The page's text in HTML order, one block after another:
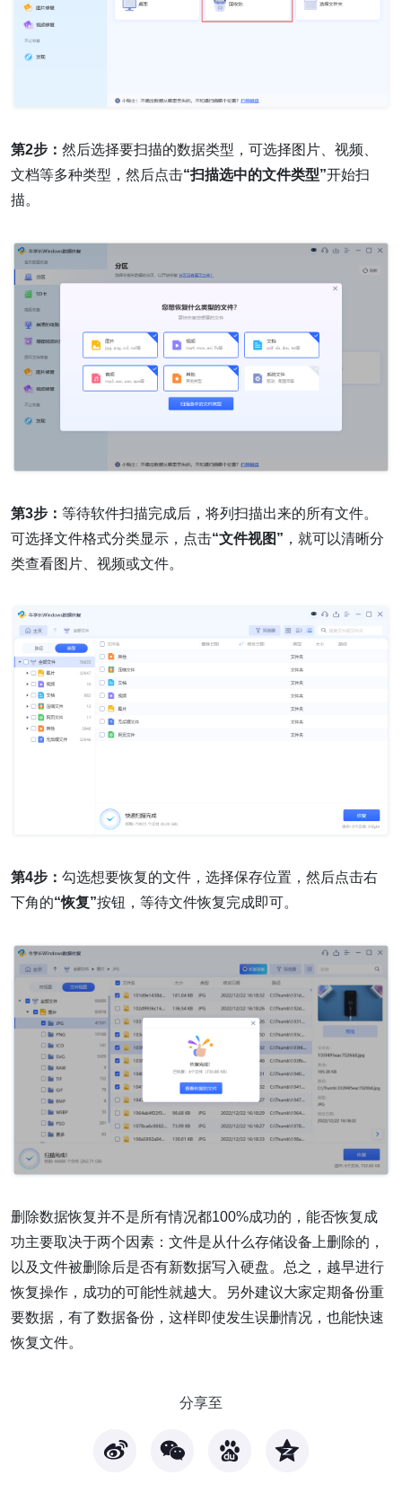
第2步： 然后选择要扫描的数据类型，可选择图片、视频、
文档等多种类型，然后点击“扫描选中的文件类型”开始扫
描。
第3步： 等待软件扫描完成后，将列扫描出来的所有文件。
可选择文件格式分类显示，点击“文件视图” ，就可以清晰分
类查看图片、视频或文件。
第4步： 勾选想要恢复的文件，选择保存位置，然后点击右
下角的“恢复”按钮，等待文件恢复完成即可。
删除数据恢复并不是所有情况都100%成功的，能否恢复成
功主要取决于两个因素：文件是从什么存储设备上删除的，
以及文件被删除后是否有新数据写入硬盘。总之，越早进行
恢复操作，成功的可能性就越大。另外建议大家定期备份重
要数据，有了数据备份，这样即使发生误删情况，也能快速
恢复文件。
分享至